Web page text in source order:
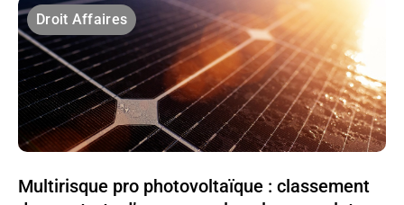
Droit Affaires
Multirisque pro photovoltaïque : classement